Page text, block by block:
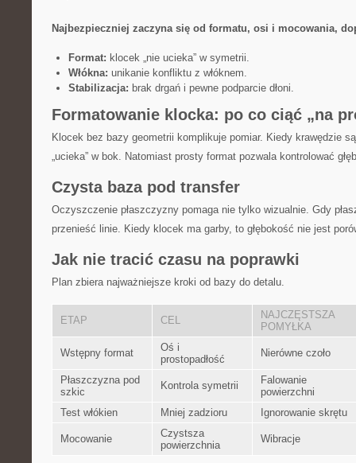
Najbezpieczniej zaczyna się od formatu, osi i mocowania,
Format: klocek „nie ucieka” w symetrii.
Włókna: unikanie konfliktu z włóknem.
Stabilizacja: brak drgań i pewne podparcie dłoni.
Formatowanie klocka: po co ciąć „na
Klocek bez bazy geometrii komplikuje pomiar. Kiedy krawędzie
„ucieka” w bok. Natomiast prosty format pozwala kontrolować
Czysta baza pod transfer
Oczyszczenie płaszczyzny pomaga nie tylko wizualnie. Gdy
przenieść linie. Kiedy klocek ma garby, to głębokość nie jest
Jak nie tracić czasu na poprawki
Plan zbiera najważniejsze kroki od bazy do detalu.
ETAP CEL
NAJCZĘSTSZA
POMYŁKA
Wstępny format
Oś i
prostopadłość
Nierówne czoło
Płaszczyzna pod
szkic
Kontrola symetrii
Falowanie
powierzchni
Test włókien
Mniej zadzioru Ignorowanie skrętu
Mocowanie
Czystsza
powierzchnia
Wibracje